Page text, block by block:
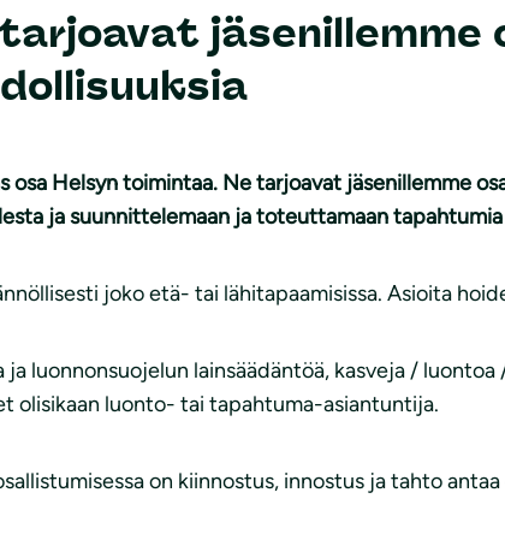
jäsenillemme
osa Helsyn toimintaa. Ne tarjoavat jäsenillemme
ja suunnittelemaan ja toteuttamaan
joko etä- tai lähitapaamisissa. Asioita
ja luonnonsuojelun lainsäädäntöä, kasveja /
olisikaan luonto- tai tapahtuma-asiantuntija.
on kiinnostus, innostus ja tahto